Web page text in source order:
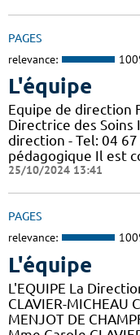
PAGES
relevance:
L'équipe
Equipe de direction
Directrice des Soins
direction - Tel: 04
pédagogique Il est
25/10/2024 13:41
PAGES
relevance:
L'équipe
L'EQUIPE La
CLAVIER-
MENJOT DE